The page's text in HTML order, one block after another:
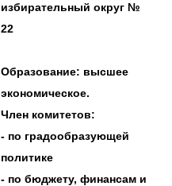
избирательный округ №
22
Образование: высшее
экономическое.
Член комитетов:
- по градообразующей
политике
- по бюджету, финансам и